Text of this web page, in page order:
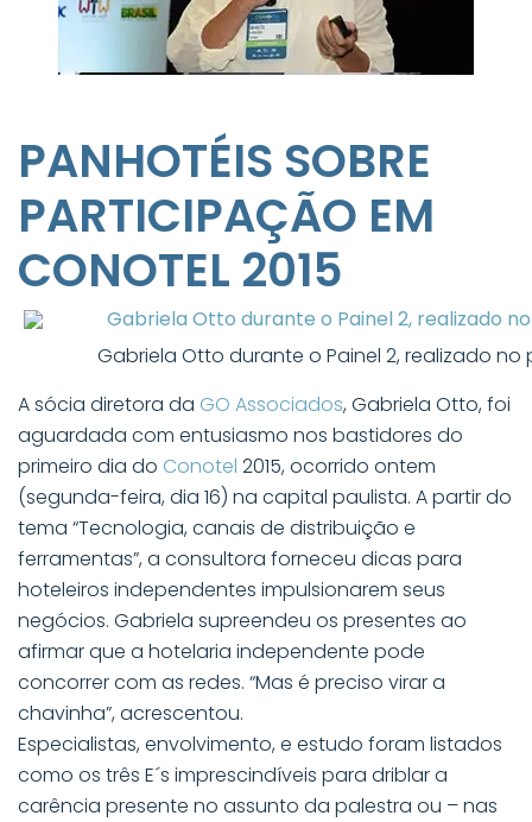
PANHOTÉIS SOBRE
PARTICIPAÇÃO EM
CONOTEL 2015
Gabriela Otto durante o Painel 2, realizado
A sócia diretora da GO Associados, Gabriela Otto, foi
aguardada com entusiasmo nos bastidores do
primeiro dia do Conotel 2015, ocorrido ontem
(segunda-feira, dia 16) na capital paulista. A partir do
tema “Tecnologia, canais de distribuição e
ferramentas”, a consultora forneceu dicas para
hoteleiros independentes impulsionarem seus
negócios. Gabriela supreendeu os presentes ao
afirmar que a hotelaria independente pode
concorrer com as redes. “Mas é preciso virar a
chavinha”, acrescentou.
Especialistas, envolvimento, e estudo foram listados
como os três E´s imprescindíveis para driblar a
carência presente no assunto da palestra ou – nas